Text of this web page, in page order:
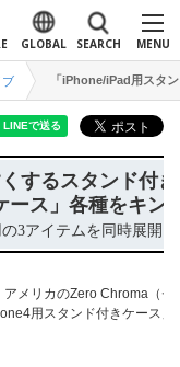
MENU
SEARCH
GLOBAL
ブ 「iPhone/iPad用スタ
するスタンド付
ース」各種をキン
3アイテムを同時展開～
メリカのZero Chroma（
用スタンド付きケース